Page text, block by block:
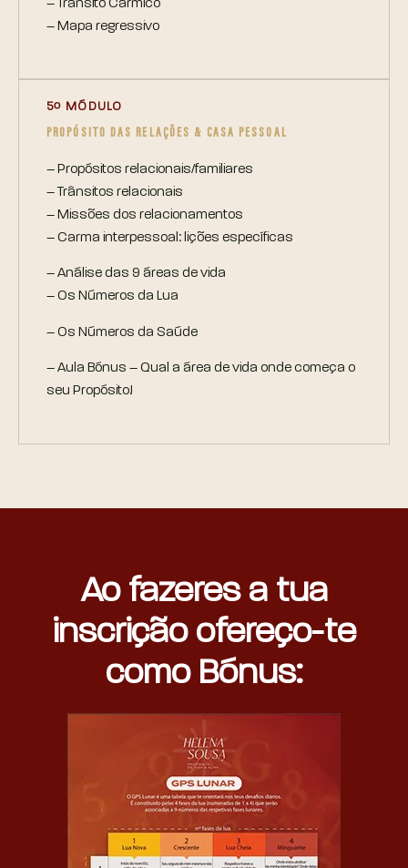
– Trânsito Cármico
– Mapa regressivo
5º MÓDULO
PROPÓSITO DAS RELAÇÕES & CASA PESSOAL
– Propósitos relacionais/familiares
– Trânsitos relacionais
– Missões dos relacionamentos
– Carma interpessoal: lições específicas
– Análise das 9 áreas de vida
– Os Números da Lua
– Os Números da Saúde
– Aula Bónus – Qual a área de vida onde começa o
seu Propósito!
Ao fazeres a tua
inscrição ofereço-te
como Bónus: